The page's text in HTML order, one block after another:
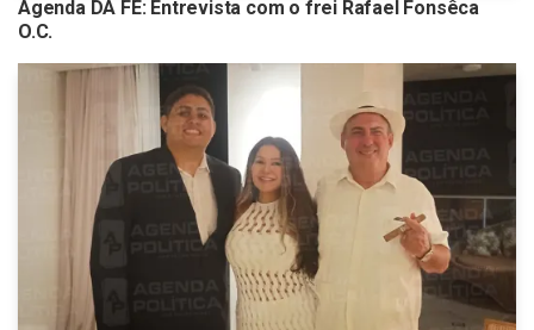
Agenda DA FÉ: Entrevista com o frei Rafael Fonsêca
O.C.